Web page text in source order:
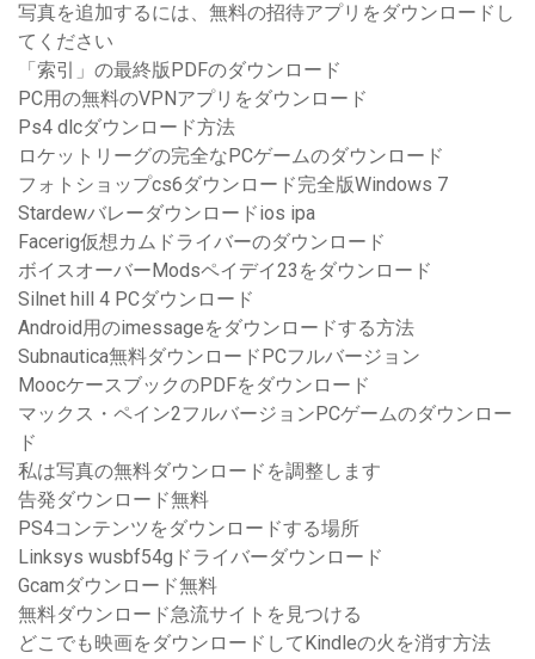
写真を追加するには、無料の招待アプリをダウンロードし
てください
「索引」の最終版PDFのダウンロード
PC用の無料のVPNアプリをダウンロード
Ps4 dlcダウンロード方法
ロケットリーグの完全なPCゲームのダウンロード
フォトショップcs6ダウンロード完全版Windows 7
Stardewバレーダウンロードios ipa
Facerig仮想カムドライバーのダウンロード
ボイスオーバーModsペイデイ23をダウンロード
Silnet hill 4 PCダウンロード
Android用のimessageをダウンロードする方法
Subnautica無料ダウンロードPCフルバージョン
MoocケースブックのPDFをダウンロード
マックス・ペイン2フルバージョンPCゲームのダウンロー
ド
私は写真の無料ダウンロードを調整します
告発ダウンロード無料
PS4コンテンツをダウンロードする場所
Linksys wusbf54gドライバーダウンロード
Gcamダウンロード無料
無料ダウンロード急流サイトを見つける
どこでも映画をダウンロードしてKindleの火を消す方法